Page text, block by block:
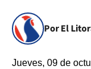
Por El
Jueves, 09 de